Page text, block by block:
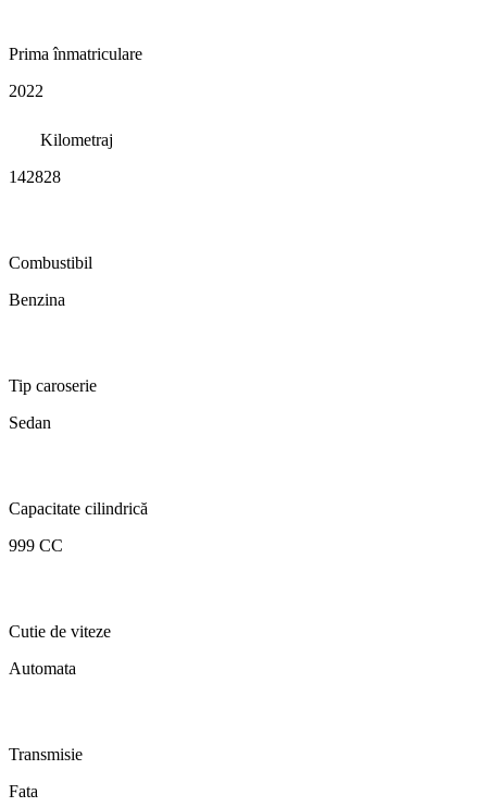
Prima înmatriculare
2022
Kilometraj
142828
Combustibil
Benzina
Tip caroserie
Sedan
Capacitate cilindrică
999 CC
Cutie de viteze
Automata
Transmisie
Fata